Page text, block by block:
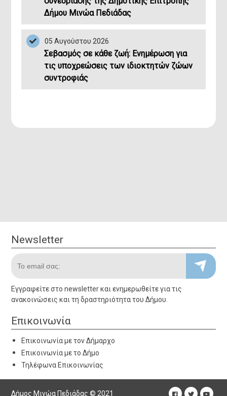
Δήμου Μινώα Πεδιάδας
05 Αυγούστου 2026
Σεβασμός σε κάθε ζωή: Ενημέρωση για
τις υποχρεώσεις των ιδιοκτητών ζώων
συντροφιάς
NewsletterNewsletter
Εγγραφείτε στο newsletter και ενημερωθείτε για τις
ανακοινώσεις και τη δραστηριότητα του Δήμου.
Το email σας:
• Επικοινωνία με το Δήμαρχο
• Επικοινωνία με το Δήμο
• Τηλέφωνα Υπηρεσιών
Επικοινωνία
Εγγραφείτε στο newsletter και ενημερωθείτε για τις
ανακοινώσεις και τη δραστηριότητα του Δήμου.
Επικοινωνία
Επικοινωνία με τον Δήμαρχο
Επικοινωνία με το Δήμο
Τηλέφωνα Επικοινωνίας
Δήμος Μινώα Πεδιάδας © 2021